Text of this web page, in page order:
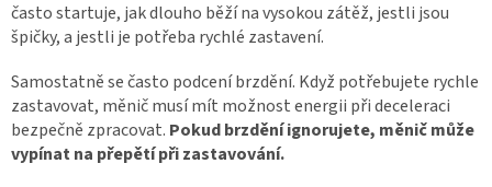
často startuje, jak dlouho běží na vysokou zátěž, jestli jsou
špičky, a jestli je potřeba rychlé zastavení.
Samostatně se často podcení brzdění. Když potřebujete rychle
zastavovat, měnič musí mít možnost energii při deceleraci
bezpečně zpracovat. Pokud brzdění ignorujete, měnič může
vypínat na přepětí při zastavování.